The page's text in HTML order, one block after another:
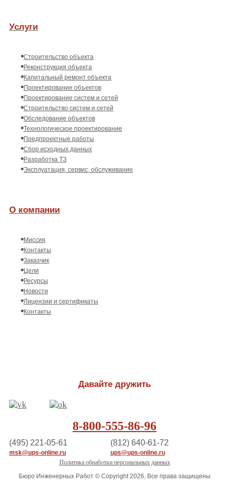
Услуги
Строительство объекта
Реконструкция объекта
Капитальный ремонт объекта
Проектирование объектов
Проектирование систем и сетей
Строительство систем и сетей
Обследование объектов
Технологическое проектирование
Предпроектные работы
Сбор исходных данных
Разработка ТЗ
Эксплуатация, сервис, обслуживание
О компании
Миссия
Контакты
Заказчик
Цели
Ресурсы
Новости
Лицензии и сертификаты
Контакты
Давайте дружить
8-800-555-86-96
(495) 221-05-61
msk@ups-online.ru
(812) 640-61-72
ups@ups-online.ru
Политика обработки персональных данных
Бюро Инженерных Работ © Copyright 2026, Все права защищены